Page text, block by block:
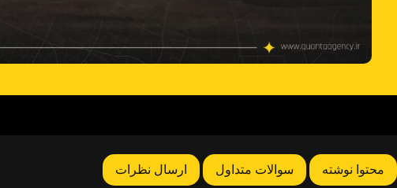
محتوا نوشته سوالات متداول ارسال نظرات